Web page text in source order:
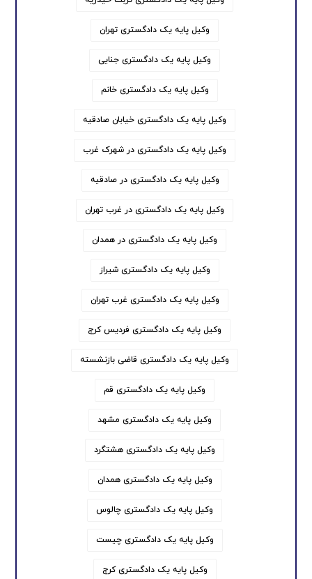
وکیل پایه یک دادگستری تهران
وکیل پایه یک دادگستری جنایی
وکیل پایه یک دادگستری خانم
وکیل پایه یک دادگستری خیابان صادقیه
وکیل پایه یک دادگستری در شهرک غرب
وکیل پایه یک دادگستری در صادقیه
وکیل پایه یک دادگستری در غرب تهران
وکیل پایه یک دادگستری در همدان
وکیل پایه یک دادگستری شیراز
وکیل پایه یک دادگستری غرب تهران
وکیل پایه یک دادگستری فردیس کرج
وکیل پایه یک دادگستری قاضی بازنشسته
وکیل پایه یک دادگستری قم
وکیل پایه یک دادگستری مشهد
وکیل پایه یک دادگستری هشتگرد
وکیل پایه یک دادگستری همدان
وکیل پایه یک دادگستری چالوس
وکیل پایه یک دادگستری چیست
وکیل پایه یک دادگستری کرج